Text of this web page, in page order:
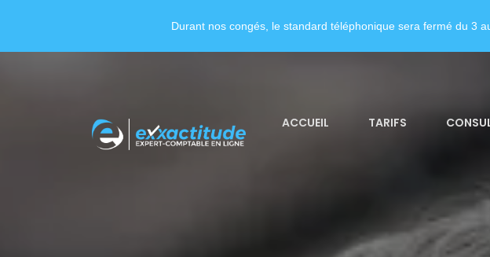
ACCUEIL TARIFS
Durant nos congés, le standard téléphonique sera fermé du 3